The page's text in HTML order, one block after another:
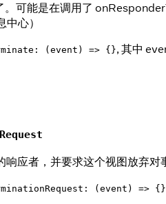
。可能是在调用了
心）
(event) => {}, 其中
响应者，并要求这个视图放弃
(event) => {}